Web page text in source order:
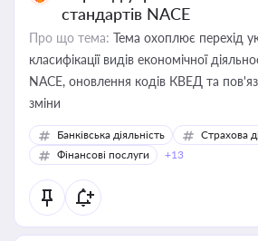
стандартів NACE
Про що тема: Тема охоплює перехід
класифікації видів економічної
NACE, оновлення кодів КВЕД та
зміни
Банківська діяльність
Страхова
Фінансові послуги
+13